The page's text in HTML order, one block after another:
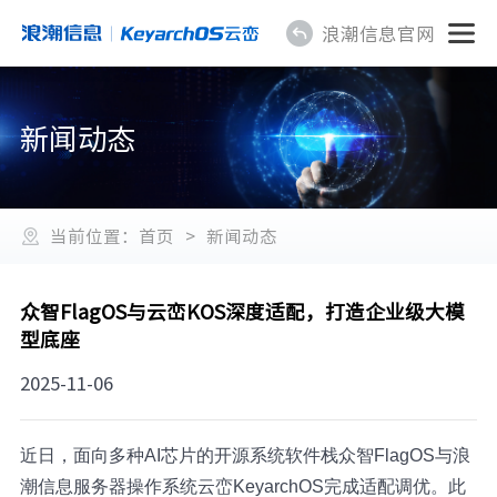
浪潮信息官网
新闻动态
当前位置： 首页 > 新闻动态
众智FlagOS与云峦KOS深度适配，打造企业级大模
型底座
2025-11-06
近日，面向多种AI芯片的开源系统软件栈众智FlagOS与浪
潮信息服务器操作系统云峦KeyarchOS完成适配调优。此